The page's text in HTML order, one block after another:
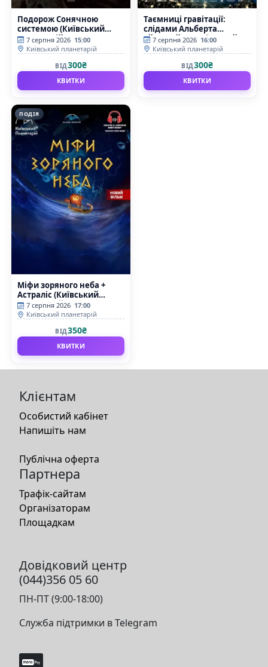
Подорож Сонячною
системою (Київський
планетарій)
7 серпня 2026 15:00
Київський планетарій
ВІД300₴
КВИТКИ
Таємниці гравітації:
слідами Альберта
Ейнштейна (Київський
планетарій)
7 серпня 2026 16:00
Київський планетарій
ВІД300₴
КВИТКИ
ПОДІЯ
Міфи зоряного неба +
Астраліс (Київський
планетарій)
7 серпня 2026 17:00
Київський планетарій
ВІД350₴
КВИТКИ
Клієнтам
Особистий кабінет
Напишіть нам
Публічна оферта
Партнера
Трафік-сайтам
Організаторам
Площадкам
Довідковий центр
(044)356 05 60
ПН-ПТ (9:00-18:00)
Служба підтримки в Telegram